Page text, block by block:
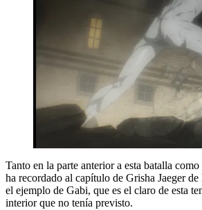
Tanto en la parte anterior a esta batalla
ha recordado al capítulo de Grisha Jaeger
el ejemplo de Gabi, que es el claro de esta
interior que no tenía previsto.